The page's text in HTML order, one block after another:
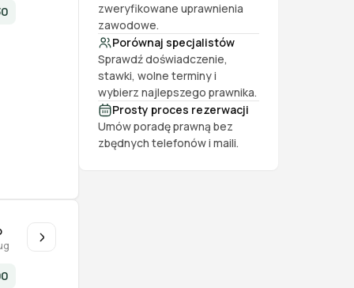
zweryfikowane uprawnienia
zawodowe.
Porównaj specjalistów
Sprawdź doświadczenie,
stawki, wolne terminy i
wybierz najlepszego prawnika.
Prosty proces rezerwacji
Umów poradę prawną bez
zbędnych telefonów i maili.